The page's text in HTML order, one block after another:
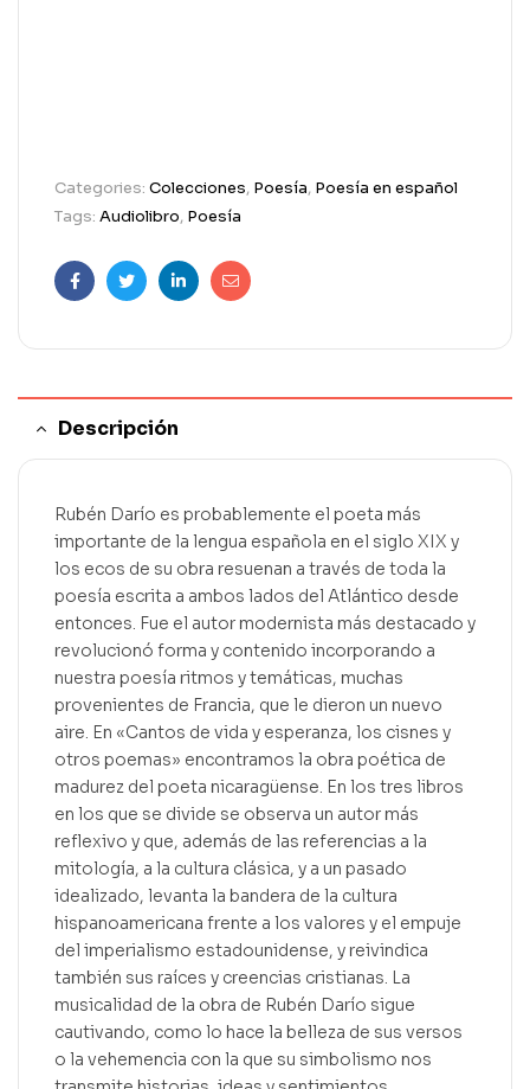
Categories: Colecciones, Poesía, Poesía en español
Tags: Audiolibro, Poesía
FacebookTwitterLinkedinEmail
Descripción
Rubén Darío es probablemente el poeta más
importante de la lengua española en el siglo XIX y
los ecos de su obra resuenan a través de toda la
poesía escrita a ambos lados del Atlántico desde
entonces. Fue el autor modernista más destacado y
revolucionó forma y contenido incorporando a
nuestra poesía ritmos y temáticas, muchas
provenientes de Francia, que le dieron un nuevo
aire. En «Cantos de vida y esperanza, los cisnes y
otros poemas» encontramos la obra poética de
madurez del poeta nicaragüense. En los tres libros
en los que se divide se observa un autor más
reflexivo y que, además de las referencias a la
mitología, a la cultura clásica, y a un pasado
idealizado, levanta la bandera de la cultura
hispanoamericana frente a los valores y el empuje
del imperialismo estadounidense, y reivindica
también sus raíces y creencias cristianas. La
musicalidad de la obra de Rubén Darío sigue
cautivando, como lo hace la belleza de sus versos
o la vehemencia con la que su simbolismo nos